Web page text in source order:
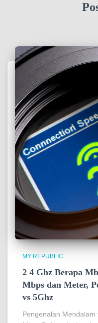
MY REPUBLIC
2 4 Ghz Berapa
Mbps dan Meter,
vs 5Ghz
Pengenalan